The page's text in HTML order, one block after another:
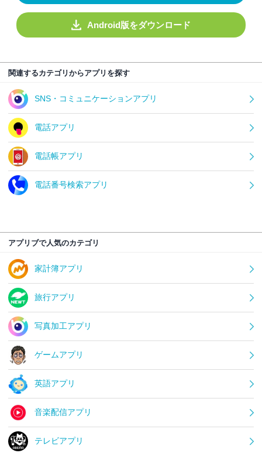
Android版をダウンロード
関連するカテゴリからアプリを探す
SNS・コミュニケーションアプリ
電話アプリ
電話帳アプリ
電話番号検索アプリ
アプリブで人気のカテゴリ
家計簿アプリ
旅行アプリ
写真加工アプリ
ゲームアプリ
英語アプリ
音楽配信アプリ
テレビアプリ